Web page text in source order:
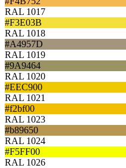
RAL 1017
#F3E03B
RAL 1018
#A4957D
RAL 1019
#9A9464
RAL 1020
#EEC900
RAL 1021
#f2bf00
RAL 1023
#b89650
RAL 1024
#F5FF00
RAL 1026